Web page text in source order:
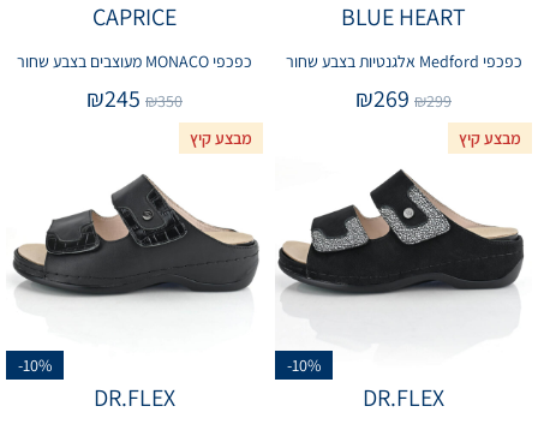
BLUE HEART
כפכפי Medford אלגנטיות בצבע שחור
₪299
₪269
CAPRICE
כפכפי MONACO מעוצבים בצבע שחור
₪350
₪245
מבצע קיץ
-10%
DR.FLEX
מבצע קיץ
-10%
DR.FLEX